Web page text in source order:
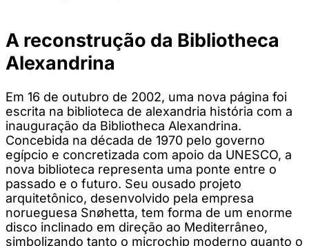
A reconstrução da Bibliotheca
Alexandrina
Em 16 de outubro de 2002, uma nova página foi
escrita na biblioteca de alexandria história com a
inauguração da Bibliotheca Alexandrina.
Concebida na década de 1970 pelo governo
egípcio e concretizada com apoio da UNESCO, a
nova biblioteca representa uma ponte entre o
passado e o futuro. Seu ousado projeto
arquitetônico, desenvolvido pela empresa
norueguesa Snøhetta, tem forma de um enorme
disco inclinado em direção ao Mediterrâneo,
simbolizando tanto o microchip moderno quanto o